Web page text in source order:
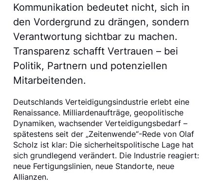
Kommunikation bedeutet nicht, sich in
den Vordergrund zu drängen, sondern
Verantwortung sichtbar zu machen.
Transparenz schafft Vertrauen – bei
Politik, Partnern und potenziellen
Mitarbeitenden.
Deutschlands Verteidigungsindustrie erlebt eine
Renaissance. Milliardenaufträge, geopolitische
Dynamiken, wachsender Verteidigungsbedarf –
spätestens seit der „Zeitenwende“-Rede von Olaf
Scholz ist klar: Die sicherheitspolitische Lage hat
sich grundlegend verändert. Die Industrie reagiert:
neue Fertigungslinien, neue Standorte, neue
Allianzen.